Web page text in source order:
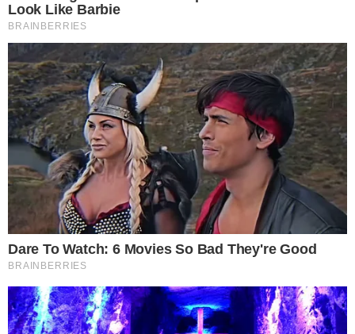
วิธีที่ 2 ให้ใช้น้ำย าล้างจานซันไลด์ผสมกับผงซักผ้าขาว ป้ายลงไปยัง
จุดที่สีตก หรือเอามาผสมในกะละมังแล้วแช่เสื้อลงไปทั้งตัว ทิ้งไว้ 1
คืน จากนั้นก็นำมาซักตามปกติ เพียงเท่านี้ก็สามารถกำจัดสีที่ตกใส่
ออกไปจากเสื้อตัวโปรดของคุณได้แล้ว “วิธีนี้สามารถทำกับผ้าขาวที่
หมองให้กลับดูเหมือนใหม่ได้”
วิธีที่ 3 ให้นำไฮเตอร์มาผสมกับผงซักฟอกและน้ำส้มสายชูผสมให้เข้า
กัน แล้วนำไปป้ายในบริเวณที่สีตกใส่ จากนั้นใช้แปรงขัดขยี้เบาๆตรง
จุดที่ได้ป้ายน้ำย าไว้ แช่ทิ้งไว้ 15 นาที สีที่ตกก็จะหลุดออกมาหมด
ไม่ทิ้งรอยไว้ให้เห็น